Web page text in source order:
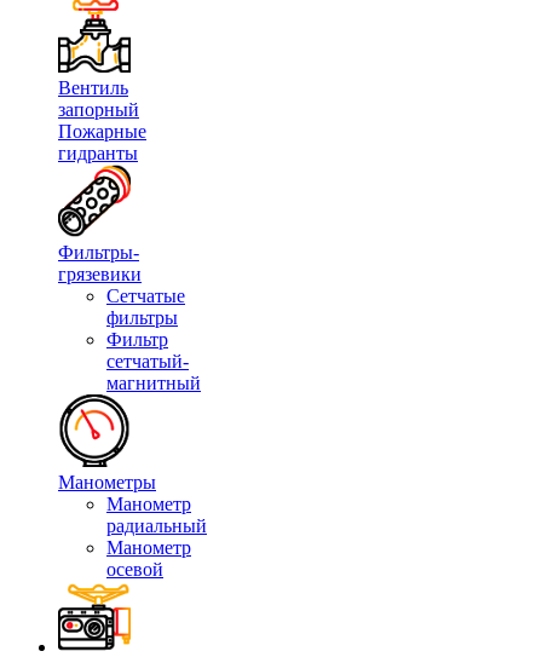
Вентиль
запорный
Пожарные
гидранты
Фильтры-
грязевики
Сетчатые
фильтры
Фильтр
сетчатый-
магнитный
Манометры
Манометр
радиальный
Манометр
осевой